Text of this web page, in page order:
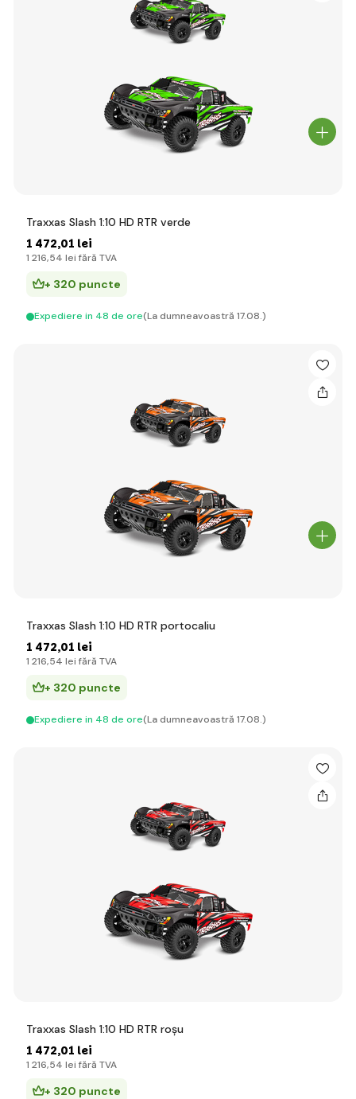
Traxxas Slash 1:10 HD RTR verde
1 472,01 lei
1 216,54 lei fără TVA
+ 320 puncte
Expediere in 48 de ore(La dumneavoastră 17.08.)
Traxxas Slash 1:10 HD RTR portocaliu
1 472,01 lei
1 216,54 lei fără TVA
+ 320 puncte
Expediere in 48 de ore(La dumneavoastră 17.08.)
Traxxas Slash 1:10 HD RTR roșu
1 472,01 lei
1 216,54 lei fără TVA
+ 320 puncte